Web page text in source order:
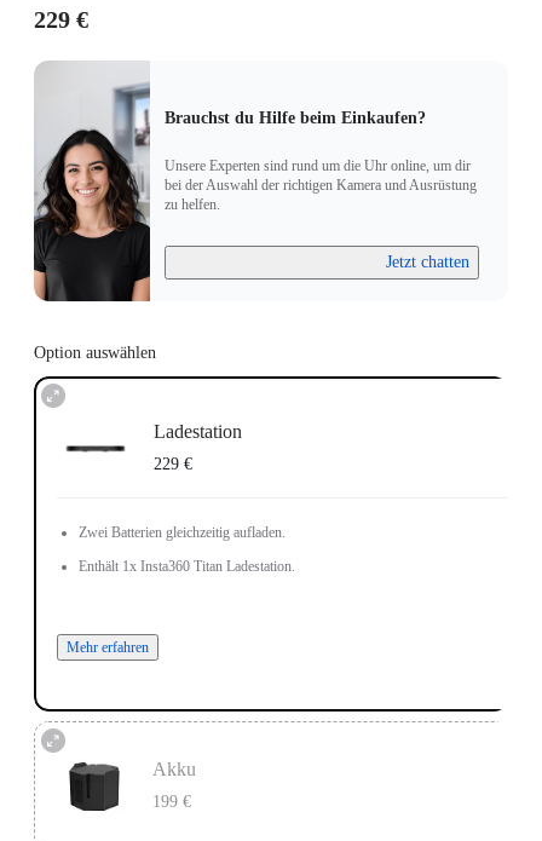
229 €
Brauchst du Hilfe beim Einkaufen?
Unsere Experten sind rund um die Uhr online, um dir
bei der Auswahl der richtigen Kamera und Ausrüstung
zu helfen.
Jetzt chatten
Option auswählen
Ladestation
229 €
Zwei Batterien gleichzeitig aufladen.
Enthält 1x Insta360 Titan Ladestation.
Mehr erfahren
Akku
199 €